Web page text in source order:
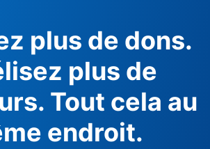
plus de dons.
plus de
Tout cela au
endroit.